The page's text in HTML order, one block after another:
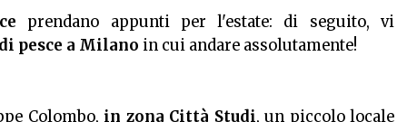
prendano appunti per l'estate: di seguito, vi
pesce a Milano in cui andare assolutamente!
Colombo, in zona Città Studi, un piccolo locale